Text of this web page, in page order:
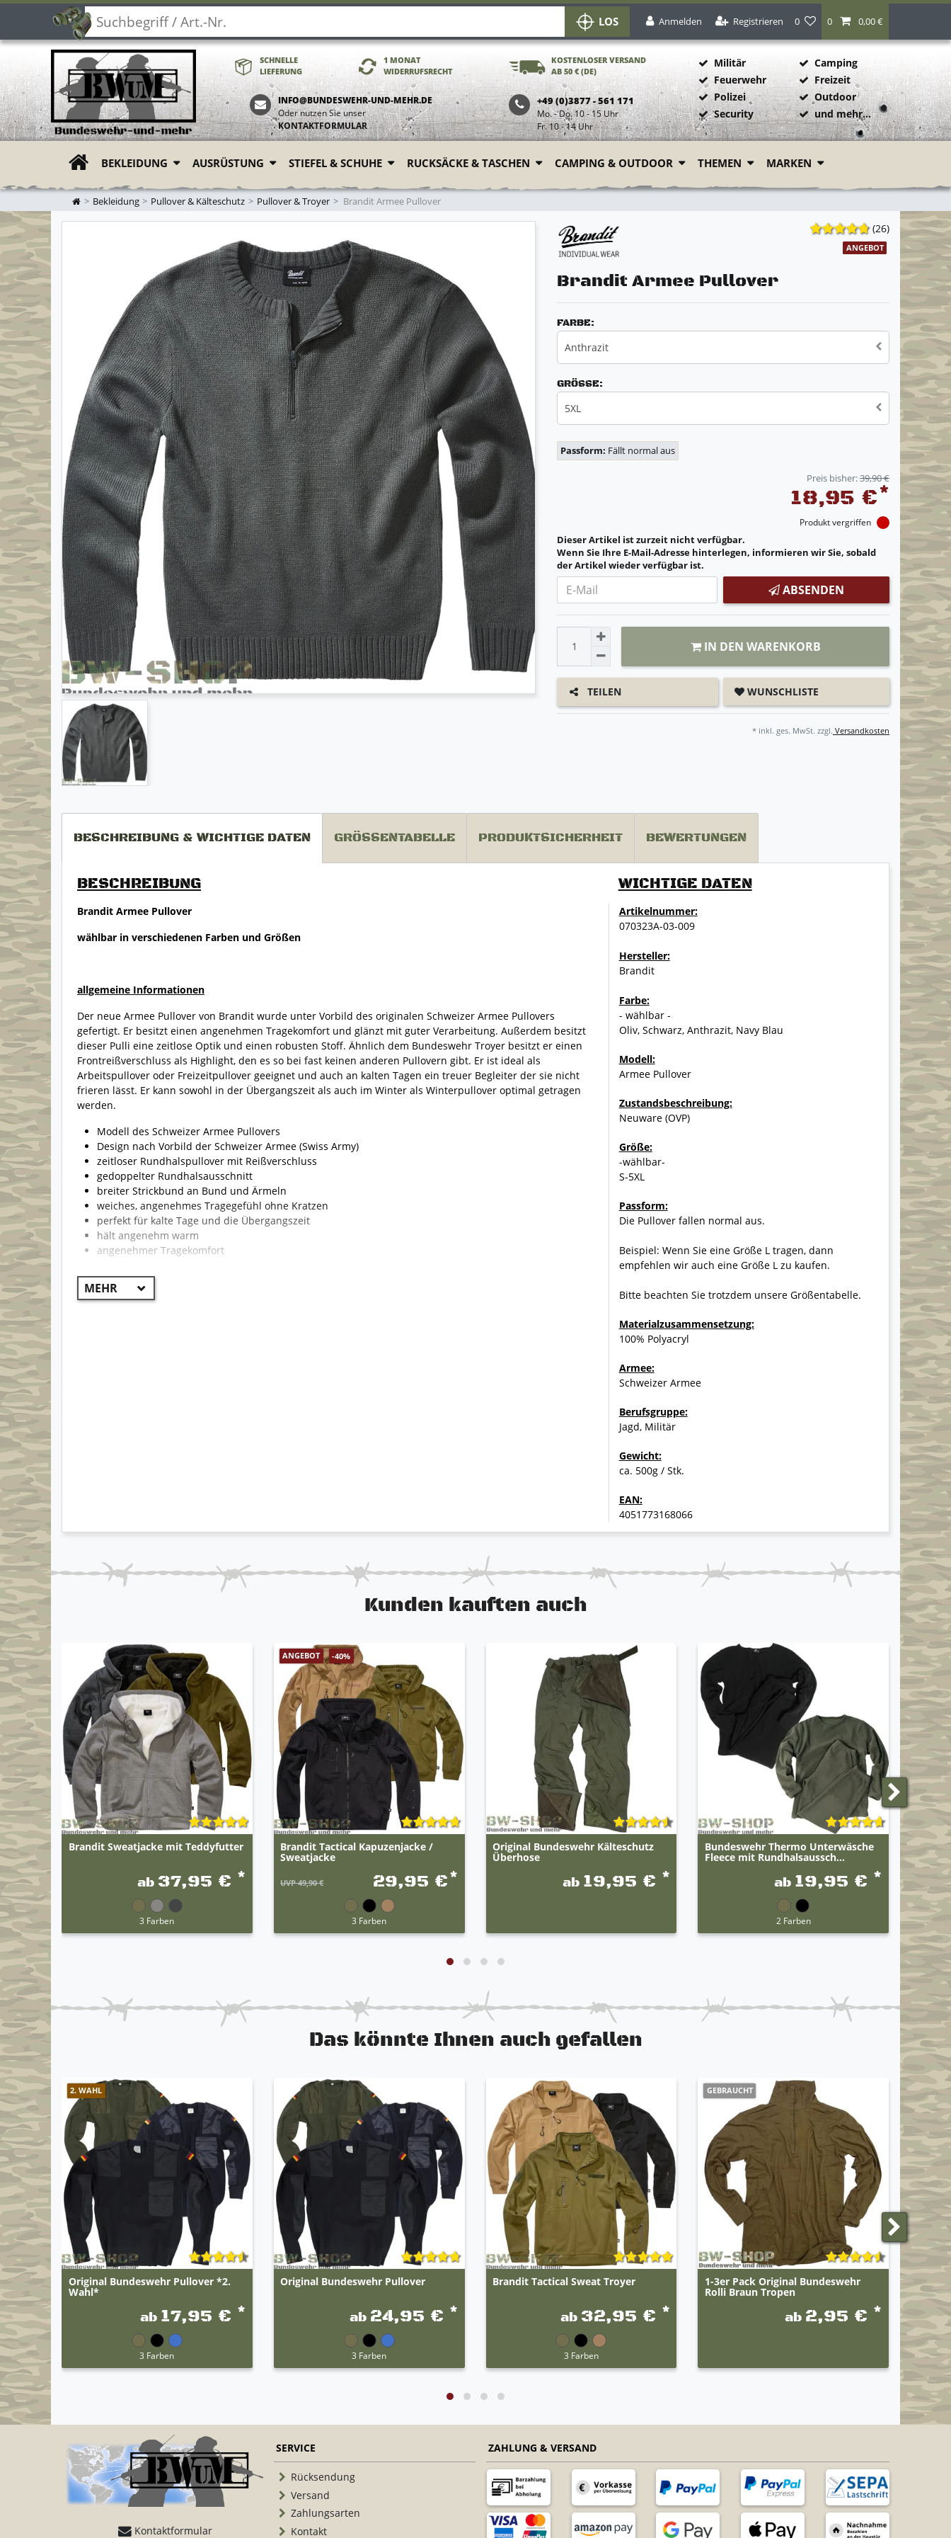
LOS Anmelden Registrieren 0 0 0,00 €
SCHNELLE
LIEFERUNG
1 MONAT
WIDERRUFSRECHT
KOSTENLOSER VERSAND
AB 50 € (DE)
INFO@BUNDESWEHR-UND-MEHR.DE
Oder nutzen Sie unser
KONTAKTFORMULAR
+49 (0)3877 - 561 171
Mo. - Do. 10 - 15 Uhr
Fr. 10 - 14 Uhr
Militär
Feuerwehr
Polizei
Security
Camping
Freizeit
Outdoor
und mehr...
ZUR STARTSEITE
BEKLEIDUNG AUSRÜSTUNG STIEFEL & SCHUHE RUCKSÄCKE & TASCHEN CAMPING & OUTDOOR THEMEN MARKEN
Bekleidung Pullover & Kälteschutz Pullover & Troyer Brandit Armee Pullover
(26)
ANGEBOT
Brandit Armee Pullover
FARBE:
Anthrazit
GRÖSSE:
5XL
Passform: Fällt normal aus
Preis bisher:39,90 €
18,95 €*
Produkt vergriffen
Dieser Artikel ist zurzeit nicht verfügbar.
Wenn Sie Ihre E-Mail-Adresse hinterlegen, informieren wir Sie, sobald
der Artikel wieder verfügbar ist.
ABSENDEN
IN DEN WARENKORB
TEILEN WUNSCHLISTE
* inkl. ges. MwSt. zzgl. Versandkosten
BESCHREIBUNG & WICHTIGE DATEN GRÖSSENTABELLE PRODUKTSICHERHEIT BEWERTUNGEN
BESCHREIBUNG
Brandit Armee Pullover
wählbar in verschiedenen Farben und Größen
allgemeine Informationen
Der neue Armee Pullover von Brandit wurde unter Vorbild des originalen Schweizer Armee Pullovers
gefertigt. Er besitzt einen angenehmen Tragekomfort und glänzt mit guter Verarbeitung. Außerdem besitzt
dieser Pulli eine zeitlose Optik und einen robusten Stoff. Ähnlich dem Bundeswehr Troyer besitzt er einen
Frontreißverschluss als Highlight, den es so bei fast keinen anderen Pullovern gibt. Er ist ideal als
Arbeitspullover oder Freizeitpullover geeignet und auch an kalten Tagen ein treuer Begleiter der sie nicht
frieren lässt. Er kann sowohl in der Übergangszeit als auch im Winter als Winterpullover optimal getragen
werden.
Modell des Schweizer Armee Pullovers
Design nach Vorbild der Schweizer Armee (Swiss Army)
zeitloser Rundhalspullover mit Reißverschluss
gedoppelter Rundhalsausschnitt
breiter Strickbund an Bund und Ärmeln
weiches, angenehmes Tragegefühl ohne Kratzen
perfekt für kalte Tage und die Übergangszeit
hält angenehm warm
angenehmer Tragekomfort
WICHTIGE DATEN
Artikelnummer:
070323A-03-009
Hersteller:
Brandit
Farbe:
- wählbar -
Oliv, Schwarz, Anthrazit, Navy Blau
Modell:
Armee Pullover
Zustandsbeschreibung:
Neuware (OVP)
Größe:
-wählbar-
S-5XL
Passform:
Die Pullover fallen normal aus.
Beispiel: Wenn Sie eine Größe L tragen, dann
empfehlen wir auch eine Größe L zu kaufen.
Bitte beachten Sie trotzdem unsere Größentabelle.
Materialzusammensetzung:
100% Polyacryl
Armee:
Schweizer Armee
Berufsgruppe:
Jagd, Militär
Gewicht:
ca. 500g / Stk.
EAN:
4051773168066
Kunden kauften auch
Brandit Sweatjacke mit Teddyfutter
ab 37,95 € *
3 Farben
ANGEBOT -40%
Brandit Tactical Kapuzenjacke /
Sweatjacke
UVP 49,90 € 29,95 €*
3 Farben
Original Bundeswehr Kälteschutz
Überhose
ab 19,95 € *
Bundeswehr Thermo Unterwäsche
Fleece mit Rundhalsaussch...
ab 19,95 € *
2 Farben
Militär
Das könnte Ihnen auch gefallen
2. WAHL
Original Bundeswehr Pullover *2.
Wahl*
ab 17,95 € *
3 Farben
Original Bundeswehr Pullover
ab 24,95 € *
3 Farben
Brandit Tactical Sweat Troyer
ab 32,95 € *
3 Farben
GEBRAUCHT
1-3er Pack Original Bundeswehr
Rolli Braun Tropen
ab 2,95 € *
Kontaktformular
SERVICE
Rücksendung
Versand
Zahlungsarten
Kontakt
ZAHLUNG & VERSAND